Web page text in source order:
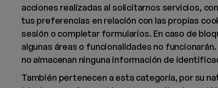
acciones realizadas al solicitarnos servicios,
tus preferencias en relación con las propias
sesión o completar formularios. En caso de
algunas áreas o funcionalidades no
no almacenan ninguna información de
También pertenecen a esta categoría, por su